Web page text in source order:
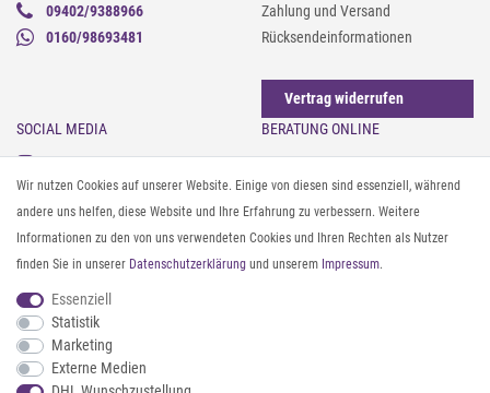
09402/9388966
0160/98693481
Zahlung und Versand
Rücksendeinformationen
Vertrag widerrufen
SOCIAL MEDIA
Instagram
Facebook
Pinterest
Twitter
Youtube
Threads
BERATUNG ONLINE
Gürtel messen & kürzen
Sonnenbrillen & UV-Schutz
Textilpflege
Textil- und Material-Guide
Geldbörse richtig organisieren
ZAHLUNG & VERSAND
Wir nutzen Cookies auf unserer Website. Einige von diesen sind essenziell, während
andere uns helfen, diese Website und Ihre Erfahrung zu verbessern. Weitere
Informationen zu den von uns verwendeten Cookies und Ihren Rechten als Nutzer
finden Sie in unserer Daten­schutz­erklärung und unserem Impressum.
Essenziell
Statistik
Marketing
Externe Medien